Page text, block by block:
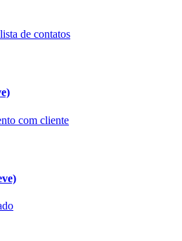
de contatos
com cliente